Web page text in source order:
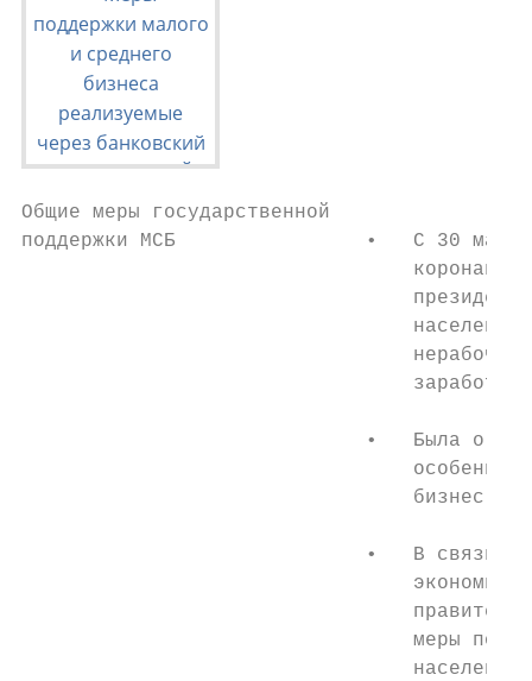
Общие меры государственной
поддержки МСБ                •   С 30 марта в
населения
нерабочие
•   Была
особенно
бизнес, а
•   В связи с
меры по
населения